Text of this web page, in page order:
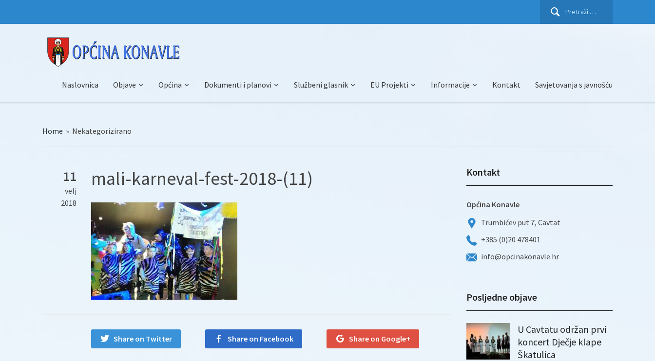
Pretraži:
Naslovnica Objave Općina Dokumenti i planovi Službeni glasnik EU Projekti Informacije Kontakt Savjetovanja s javnošću
Home » Nekategorizirano
11
velj
2018
mali-karneval-fest-2018-(11)
Share on Twitter Share on Facebook Share on Google+
Kontakt
Općina Konavle
Trumbićev put 7, Cavtat
+385 (0)20 478401
info@opcinakonavle.hr
Posljedne objave
U Cavtatu održan prvi
koncert Dječje klape
Škatulica